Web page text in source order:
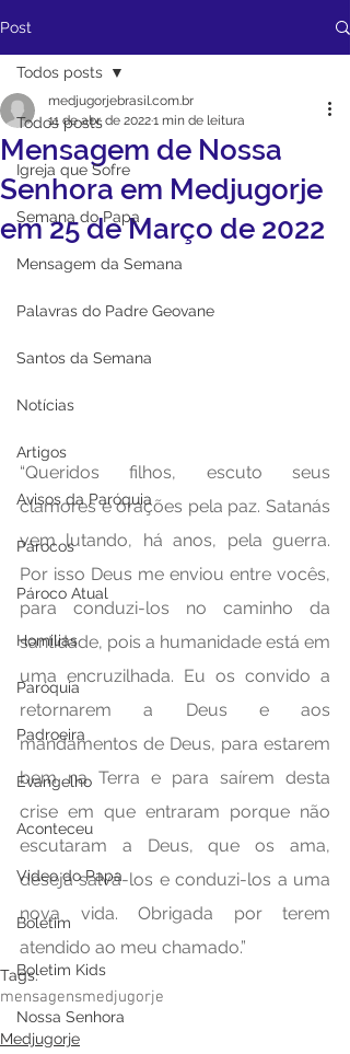
Post
Todos posts
Igreja que Sofre
Semana do Papa
Mensagem da Semana
Palavras do Padre Geovane
Santos da Semana
Notícias
Artigos
Avisos da Paróquia
Párocos
Pároco Atual
Homilias
Paróquia
Padroeira
Evangelho
Aconteceu
Video do Papa
Boletim
Boletim Kids
Nossa Senhora
Todos posts
Mensagem de Nossa
Senhora em Medjugorje
em 25 de Março de 2022
medjugorjebrasil.com.br
11 de abr. de 20221 min de leitura
“Queridos filhos, escuto seus
clamores e orações pela paz. Satanás
vem lutando, há anos, pela guerra.
Por isso Deus me enviou entre vocês,
para conduzi-los no caminho da
santidade, pois a humanidade está em
uma encruzilhada. Eu os convido a
retornarem a Deus e aos
mandamentos de Deus, para estarem
bem na Terra e para saírem desta
crise em que entraram porque não
escutaram a Deus, que os ama,
deseja salvá-los e conduzi-los a uma
nova vida. Obrigada por terem
atendido ao meu chamado.”
Tags:
mensagensmedjugorje
Medjugorje